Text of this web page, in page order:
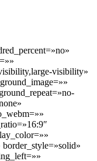
visibility»